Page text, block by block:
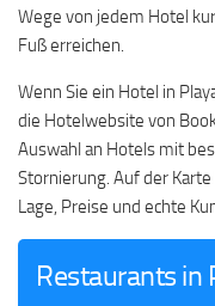
Wege von jedem Hotel
Fuß erreichen.
Wenn Sie ein Hotel in
die Hotelwebsite von
Auswahl an Hotels mit
Stornierung. Auf der
Lage, Preise und echte
Restaurants in